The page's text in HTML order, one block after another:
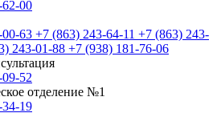
00
63 +7 (863) 243-64-11 +7 (863) 243-
243-01-88 +7 (938) 181-76-06
52
отделение №1
19